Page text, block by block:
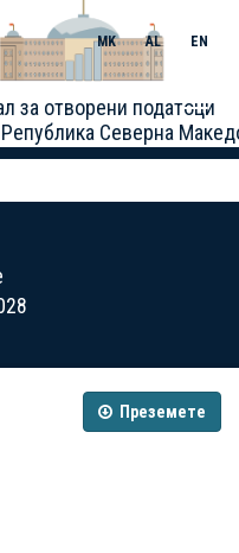
за отворени податоци
Северна
MK AL EN
Toggle
Преземете